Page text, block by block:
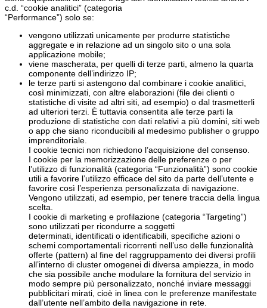
c.d. “cookie analitici” (categoria
“Performance”) solo se:
vengono utilizzati unicamente per produrre statistiche
aggregate e in relazione ad un singolo sito o una sola
applicazione mobile;
viene mascherata, per quelli di terze parti, almeno la quarta
componente dell’indirizzo IP;
le terze parti si astengono dal combinare i cookie analitici,
così minimizzati, con altre elaborazioni (file dei clienti o
statistiche di visite ad altri siti, ad esempio) o dal trasmetterli
ad ulteriori terzi. È tuttavia consentita alle terze parti la
produzione di statistiche con dati relativi a più domini, siti web
o app che siano riconducibili al medesimo publisher o gruppo
imprenditoriale.
I cookie tecnici non richiedono l’acquisizione del consenso.
I cookie per la memorizzazione delle preferenze o per
l’utilizzo di funzionalità (categoria “Funzionalità”) sono cookie
utili a favorire l’utilizzo efficace del sito da parte dell’utente e
favorire così l’esperienza personalizzata di navigazione.
Vengono utilizzati, ad esempio, per tenere traccia della lingua
scelta.
I cookie di marketing e profilazione (categoria “Targeting”)
sono utilizzati per ricondurre a soggetti
determinati, identificati o identificabili, specifiche azioni o
schemi comportamentali ricorrenti nell’uso delle funzionalità
offerte (pattern) al fine del raggruppamento dei diversi profili
all’interno di cluster omogenei di diversa ampiezza, in modo
che sia possibile anche modulare la fornitura del servizio in
modo sempre più personalizzato, nonché inviare messaggi
pubblicitari mirati, cioè in linea con le preferenze manifestate
dall’utente nell’ambito della navigazione in rete.